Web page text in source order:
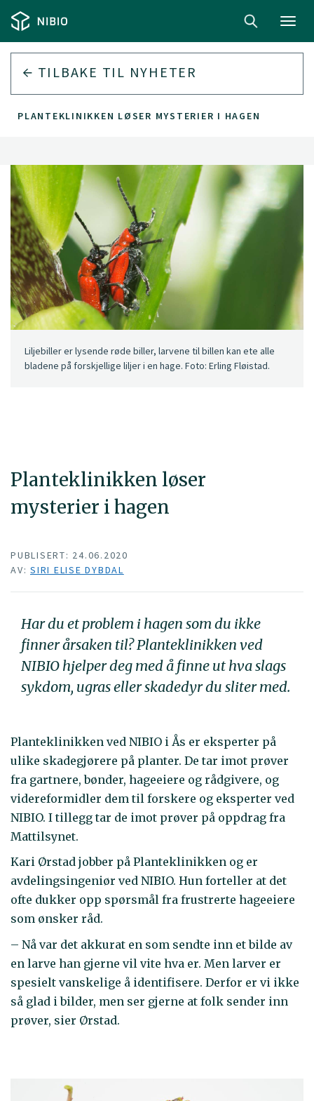
TILBAKE TIL NYHETER
PLANTEKLINIKKEN LØSER MYSTERIER I HAGEN
Planteklinikken løser
mysterier i hagen
Liljebiller er lysende røde biller, larvene til billen kan ete alle
bladene på forskjellige liljer i en hage. Foto: Erling Fløistad.
PUBLISERT: 24.06.2020
AV: SIRI ELISE DYBDAL
Har du et problem i hagen som du ikke
finner årsaken til? Planteklinikken ved
NIBIO hjelper deg med å finne ut hva slags
sykdom, ugras eller skadedyr du sliter med.
Planteklinikken ved NIBIO i Ås er eksperter på
ulike skadegjørere på planter. De tar imot prøver
fra gartnere, bønder, hageeiere og rådgivere, og
videreformidler dem til forskere og eksperter ved
NIBIO. I tillegg tar de imot prøver på oppdrag fra
Mattilsynet.
Kari Ørstad jobber på Planteklinikken og er
avdelingsingeniør ved NIBIO. Hun forteller at det
ofte dukker opp spørsmål fra frustrerte hageeiere
som ønsker råd.
– Nå var det akkurat en som sendte inn et bilde av
en larve han gjerne vil vite hva er. Men larver er
spesielt vanskelige å identifisere. Derfor er vi ikke
så glad i bilder, men ser gjerne at folk sender inn
prøver, sier Ørstad.